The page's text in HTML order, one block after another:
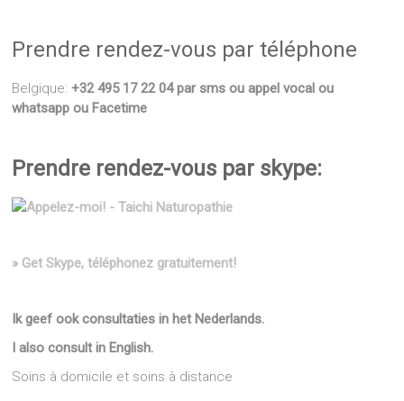
Prendre rendez-vous par téléphone
Belgique:+32 495 17 22 04 par sms ou appel vocal ou
whatsapp ou Facetime
Prendre rendez-vous par skype:
» Get Skype, téléphonez gratuitement!
Ik geef ook consultaties in het Nederlands.
I also consult in English.
Soins à domicile et soins à distance